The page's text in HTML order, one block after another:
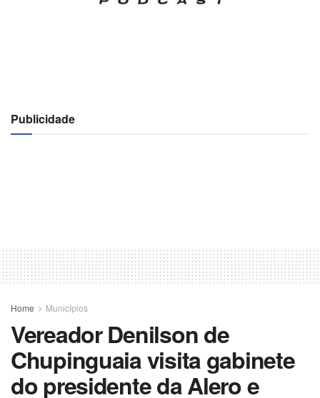
Publicidade
Home Municípios
Vereador Denilson de
Chupinguaia visita gabinete
do presidente da Alero e